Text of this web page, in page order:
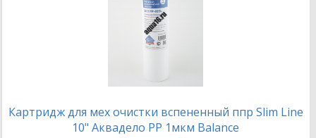
Картридж для мех очистки вспененный ппр Slim Line
10" Аквадело PP 1мкм Balance